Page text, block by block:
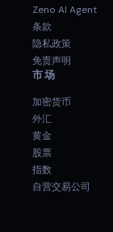
Zeno AI Agent
条款
隐私政策
免责声明
市场
加密货币
外汇
黄金
股票
指数
自营交易公司